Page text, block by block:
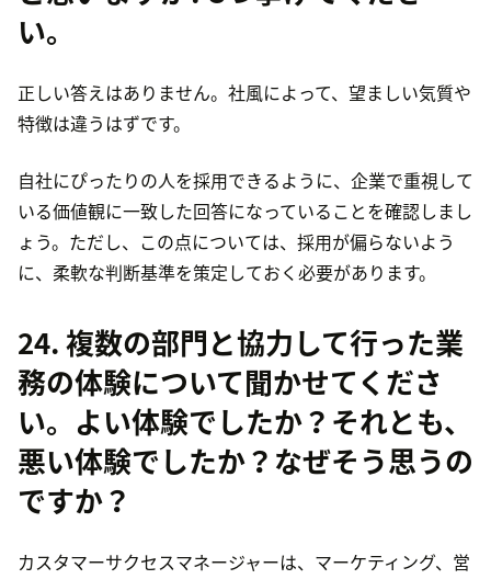
い。
正しい答えはありません。社風によって、望ましい気質や
特徴は違うはずです。
自社にぴったりの人を採用できるように、企業で重視して
いる価値観に一致した回答になっていることを確認しまし
ょう。ただし、この点については、採用が偏らないよう
に、柔軟な判断基準を策定しておく必要があります。
24. 複数の部門と協力して行った業
務の体験について聞かせてくださ
い。よい体験でしたか？それとも、
悪い体験でしたか？なぜそう思うの
ですか？
カスタマーサクセスマネージャーは、マーケティング、営